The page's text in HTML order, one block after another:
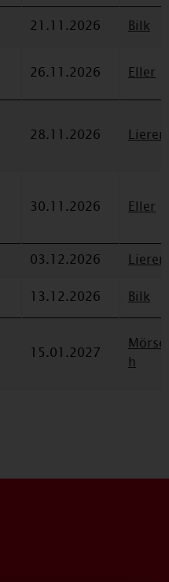
21.11.2026
Bilk
26.11.2026 Eller
28.11.2026
30.11.2026 Eller
03.12.2026
13.12.2026
Bilk
15.01.2027
h